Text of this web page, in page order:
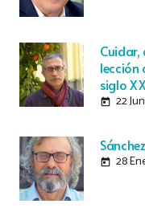
Cuidar,
lección
siglo
today 22
today 28